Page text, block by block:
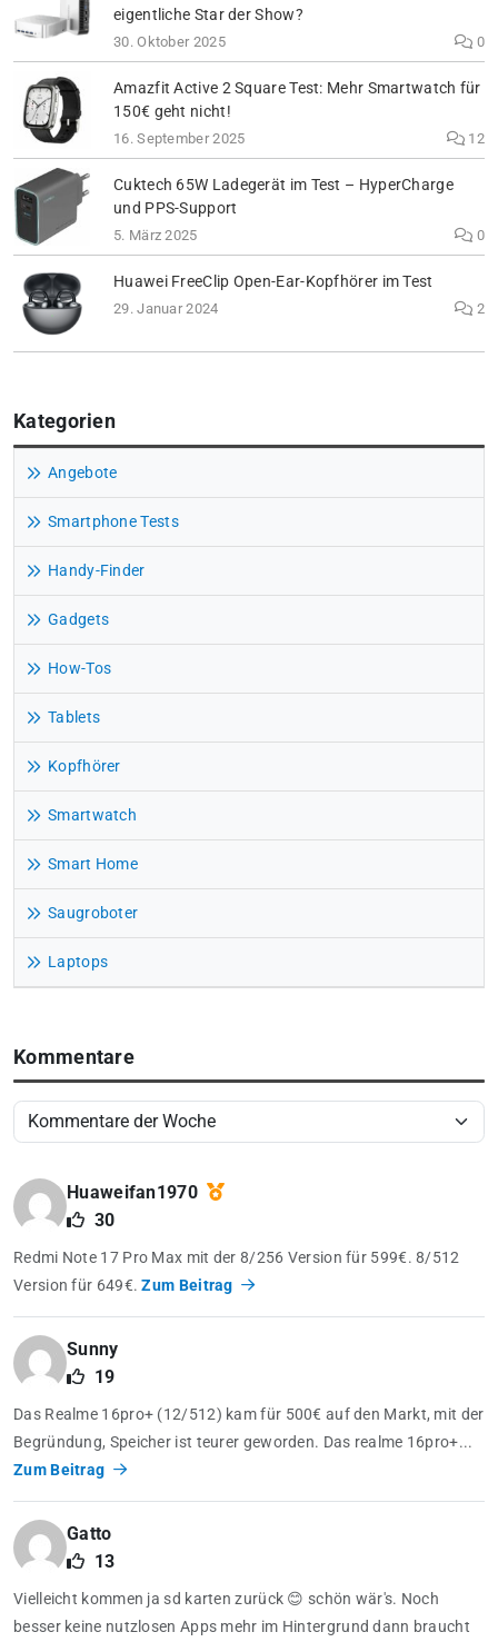
eigentliche Star der Show?
30. Oktober 2025 0
Amazfit Active 2 Square Test: Mehr Smartwatch für
150€ geht nicht!
16. September 2025 12
Cuktech 65W Ladegerät im Test – HyperCharge
und PPS-Support
5. März 2025 0
Huawei FreeClip Open-Ear-Kopfhörer im Test
29. Januar 2024 2
Kategorien
Angebote
Smartphone Tests
Handy-Finder
Gadgets
How-Tos
Tablets
Kopfhörer
Smartwatch
Smart Home
Saugroboter
Laptops
Kommentare
Huaweifan1970
30
Redmi Note 17 Pro Max mit der 8/256 Version für 599€. 8/512
Version für 649€.Zum Beitrag
Sunny
19
Das Realme 16pro+ (12/512) kam für 500€ auf den Markt, mit der
Begründung, Speicher ist teurer geworden. Das realme 16pro+...
Zum Beitrag
Gatto
13
Vielleicht kommen ja sd karten zurück 😊 schön wär's. Noch
besser keine nutzlosen Apps mehr im Hintergrund dann braucht